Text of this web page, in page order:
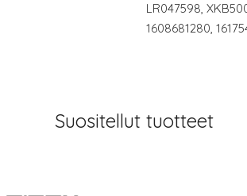
LR047598,
1608681280,
Suositellut tuotteet